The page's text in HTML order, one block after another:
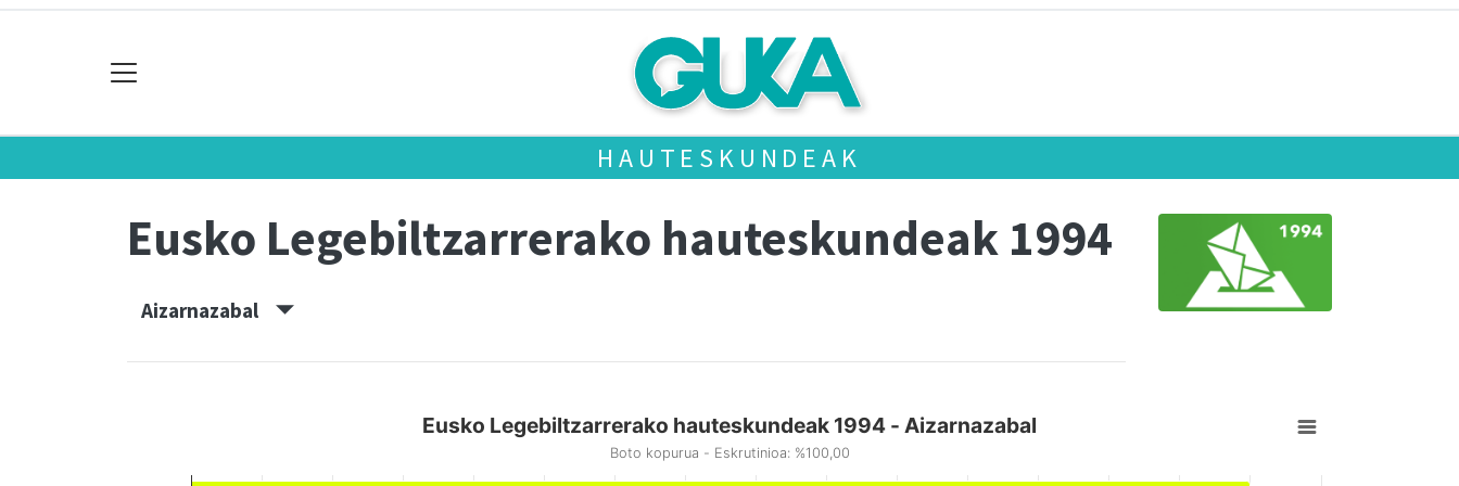
HAUTESKUNDEAK
Eusko Legebiltzarrerako hauteskundeak 1994
Aizarnazabal
Eusko Legebiltzarrerako hauteskundeak 1994 - Aizarnazabal
Boto kopurua - Eskrutinioa: %100,00